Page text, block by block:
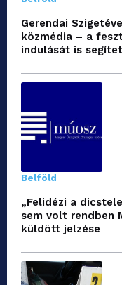
Gerendai
közmédia – a
indulását is
Belföld
„Felidézi a
sem volt rendben
küldött jelzése